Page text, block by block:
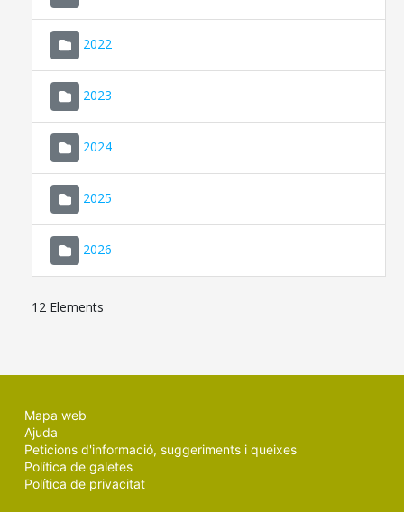
2022
2023
2024
2025
2026
12 Elements
Mapa web
Ajuda
Peticions d'informació, suggeriments i queixes
Política de galetes
Política de privacitat